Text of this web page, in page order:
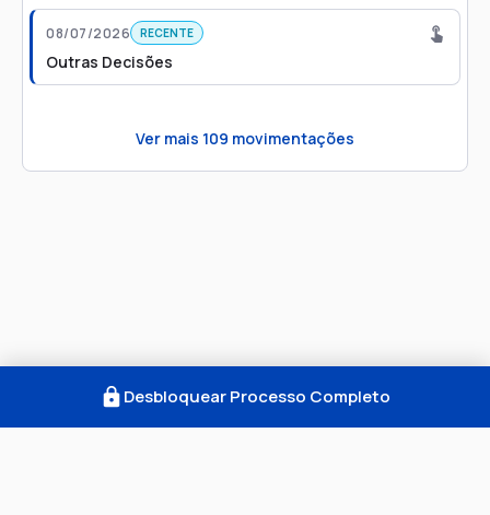
08/07/2026 RECENTE
Outras Decisões
Ver mais 109 movimentações
Desbloquear Processo Completo